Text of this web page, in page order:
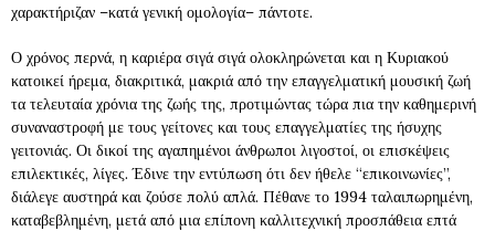
χαρακτήριζαν –κατά γενική ομολογία– πάντοτε.
Ο χρόνος περνά, η καριέρα σιγά σιγά ολοκληρώνεται και η Κυριακού
κατοικεί ήρεμα, διακριτικά, μακριά από την επαγγελματική μουσική ζωή
τα τελευταία χρόνια της ζωής της, προτιμώντας τώρα πια την καθημερινή
συναναστροφή με τους γείτονες και τους επαγγελματίες της ήσυχης
γειτονιάς. Οι δικοί της αγαπημένοι άνθρωποι λιγοστοί, οι επισκέψεις
επιλεκτικές, λίγες. Έδινε την εντύπωση ότι δεν ήθελε “επικοινωνίες”,
διάλεγε αυστηρά και ζούσε πολύ απλά. Πέθανε το 1994 ταλαιπωρημένη,
καταβεβλημένη, μετά από μια επίπονη καλλιτεχνική προσπάθεια επτά